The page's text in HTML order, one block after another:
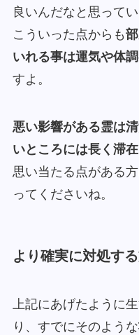
良いんだなと思って
こういった点からも
いれる事は運気や体
すよ。
悪い影響がある霊は
いところには長く滞在
思い当たる点がある
ってくださいね。
より確実に対処す
上記にあげたように
り、すでにそのよう